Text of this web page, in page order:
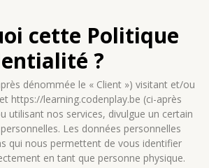
cette Politique
?
dénommée le « Client ») visitant et/ou
https://learning.codenplay.be (ci-après
utilisant nos services, divulgue un certain
Les données personnelles
qui nous permettent de vous identifier
en tant que personne physique.